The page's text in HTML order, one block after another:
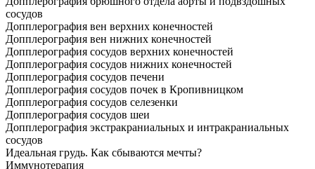
сосудов
Допплерография вен верхних конечностей
Допплерография вен нижних конечностей
Допплерография сосудов верхних конечностей
Допплерография сосудов нижних конечностей
Допплерография сосудов печени
Допплерография сосудов почек в Кропивницком
Допплерография сосудов селезенки
Допплерография сосудов шеи
Допплерография экстракраниальных и интракраниальных
сосудов
Идеальная грудь. Как сбываются мечты?
Иммунотерапия